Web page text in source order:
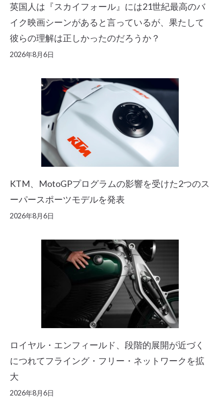
英国人は『スカイフォール』には21世紀最高のバ
イク映画シーンがあると言っているが、果たして
彼らの理解は正しかったのだろうか？
2026年8月6日
KTM、MotoGPプログラムの影響を受けた2つのス
ーパースポーツモデルを発表
2026年8月6日
ロイヤル・エンフィールド、段階的展開が近づく
につれてフライング・フリー・ネットワークを拡
大
2026年8月6日